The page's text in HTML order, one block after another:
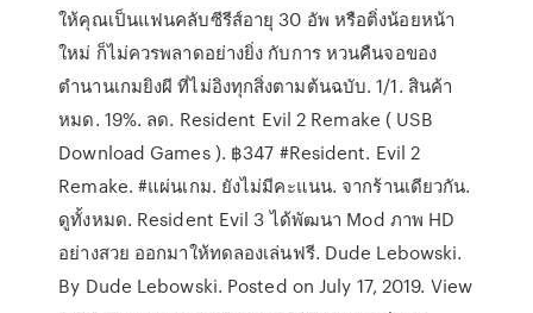
ให้คุณเป็นแฟนคลับซีรีส์อายุ 30 อัพ หรือติ่งน้อยหน้า
ใหม่ ก็ไม่ควรพลาดอย่างยิ่ง กับการ หวนคืนจอของ
ตำนานเกมยิงผี ที่ไม่อิงทุกสิ่งตามต้นฉบับ. 1/1. สินค้า
หมด. 19%. ลด. Resident Evil 2 Remake ( USB
Download Games ). ฿347 #Resident. Evil 2
Remake. #แผ่นเกม. ยังไม่มีคะแนน. จากร้านเดียวกัน.
ดูทั้งหมด. Resident Evil 3 ได้พัฒนา Mod ภาพ HD
อย่างสวย ออกมาให้ทดลองเล่นฟรี. Dude Lebowski.
By Dude Lebowski. Posted on July 17, 2019. View